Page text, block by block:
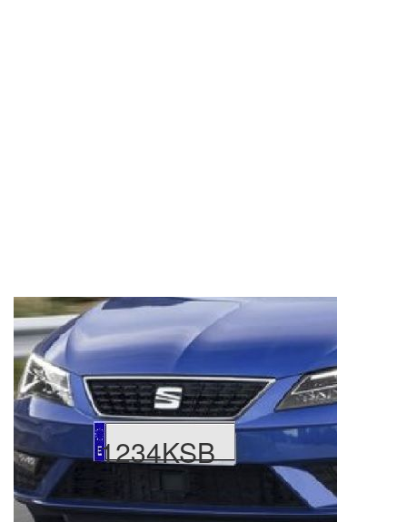
1234KSB